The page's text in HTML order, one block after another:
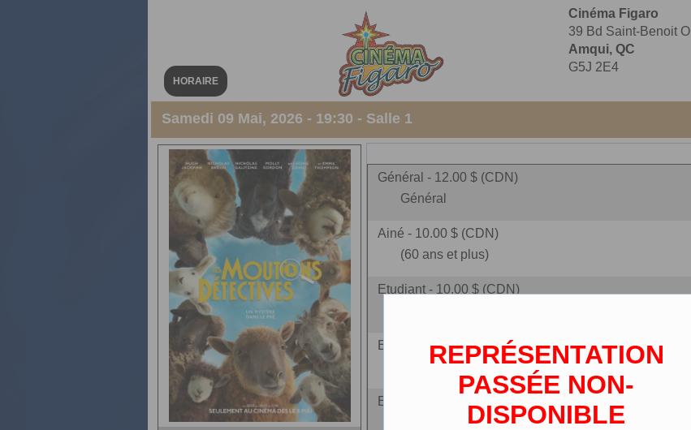
HORAIRE
Cinéma Figaro
39 Bd Saint-Benoit O
Amqui, QC
G5J 2E4
Samedi 09 Mai, 2026 - 19:30 - Salle 1
Général - 12.00 $ (CDN)
Général
Ainé - 10.00 $ (CDN)
(60 ans et plus)
Etudiant - 10.00 $ (CDN)
Enfant - 9.00 $ (CDN)
(2-12 ans)
Entrée fidélité - 0.00 $ (CDN)
REPRÉSENTATION
PASSÉE NON-
DISPONIBLE